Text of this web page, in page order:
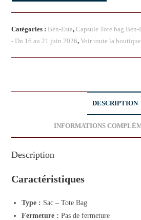
Catégories : Bèn-Esta,Capsule Tote bag Bèn-
- Du 16 au 21 juin 2026,Voir toute la boutique.
DESCRIPTION
INFORMATIONS
Description
Caractéristiques
Type : Sac – Tote Bag
Fermeture : Pas de fermeture